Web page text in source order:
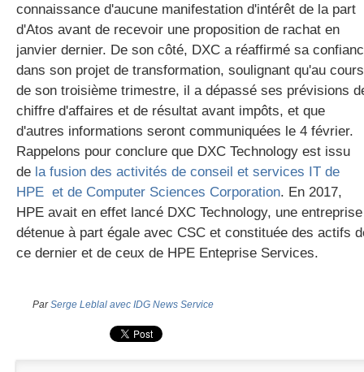
connaissance d'aucune manifestation d'intérêt de la part
d'Atos avant de recevoir une proposition de rachat en
janvier dernier. De son côté, DXC a réaffirmé sa
dans son projet de transformation, soulignant qu'au cours
de son troisième trimestre, il a dépassé ses prévisions
chiffre d'affaires et de résultat avant impôts, et que
d'autres informations seront communiquées le 4 février.
Rappelons pour conclure que DXC Technology est issu
de la fusion des activités de conseil et services IT de
HPE et de Computer Sciences Corporation. En 2017,
HPE avait en effet lancé DXC Technology, une entreprise
détenue à part égale avec CSC et constituée des actifs
ce dernier et de ceux de HPE Enteprise Services.
ParSerge Leblal avec IDG News Service